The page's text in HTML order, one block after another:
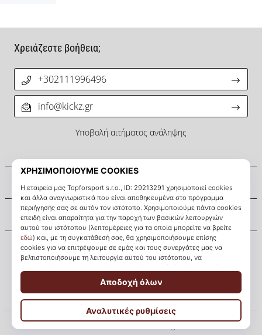
Εμφάνιση
άρθρων
KICKZ.gr
Σχετικά μ' εμάς
Εξυπηρέτηση πελατών
Χρειάζεστε βοήθεια;
+302111996496
info@kickz.gr
Υποβολή αιτήματος ανάληψης
© 2010 – 2026 KICKZ.gr